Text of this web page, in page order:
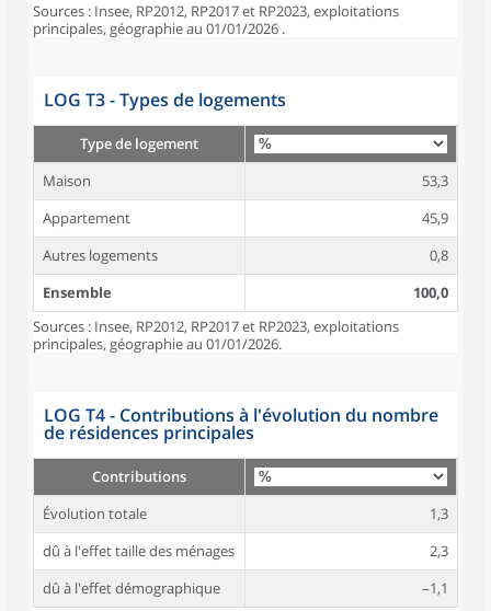
Sources : Insee, RP2012, RP2017 et RP2023, exploitations
principales, géographie au 01/01/2026 .
LOG T3 - Types de logements
Type de logement
Maison
53,3
Appartement
45,9
Autres logements
0,8
Ensemble
100,0
Sources : Insee, RP2012, RP2017 et RP2023, exploitations
principales, géographie au 01/01/2026.
LOG T4 - Contributions à l'évolution du nombre
de résidences principales
Contributions
Évolution totale
1,3
dû à l'effet taille des ménages
2,3
dû à l'effet démographique
–1,1